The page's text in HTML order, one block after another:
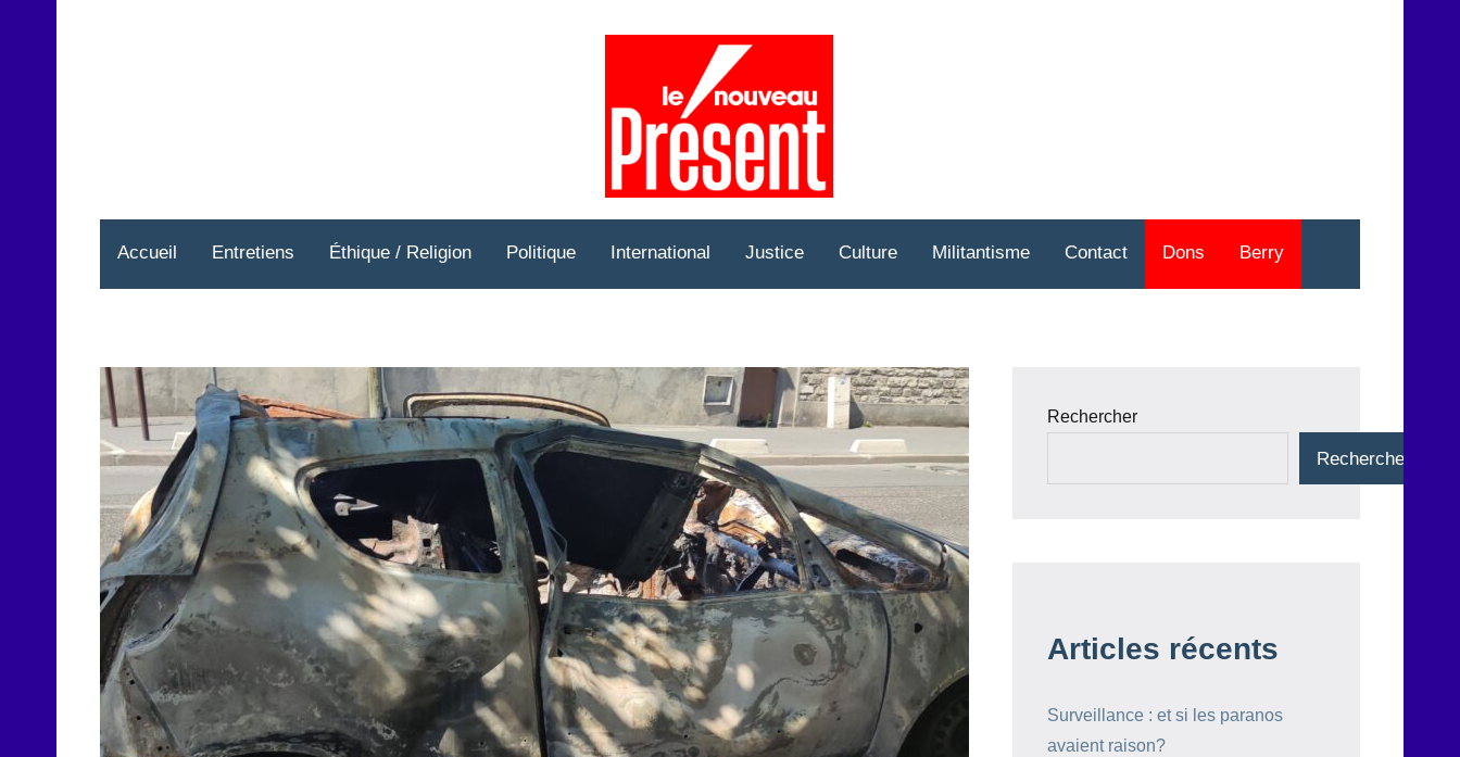
Accueil Entretiens Éthique / Religion Politique International Justice Culture Militantisme Contact Dons Berry
Rechercher
Rechercher
Articles récents
Surveillance : et si les paranos
avaient raison?